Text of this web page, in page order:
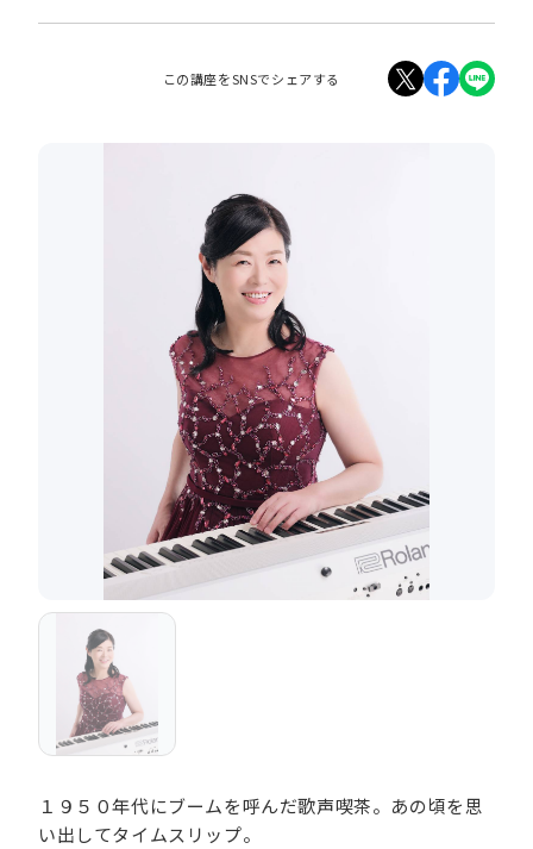
この講座をSNSでシェアする
１９５０年代にブームを呼んだ歌声喫茶。あの頃を思
い出してタイムスリップ。